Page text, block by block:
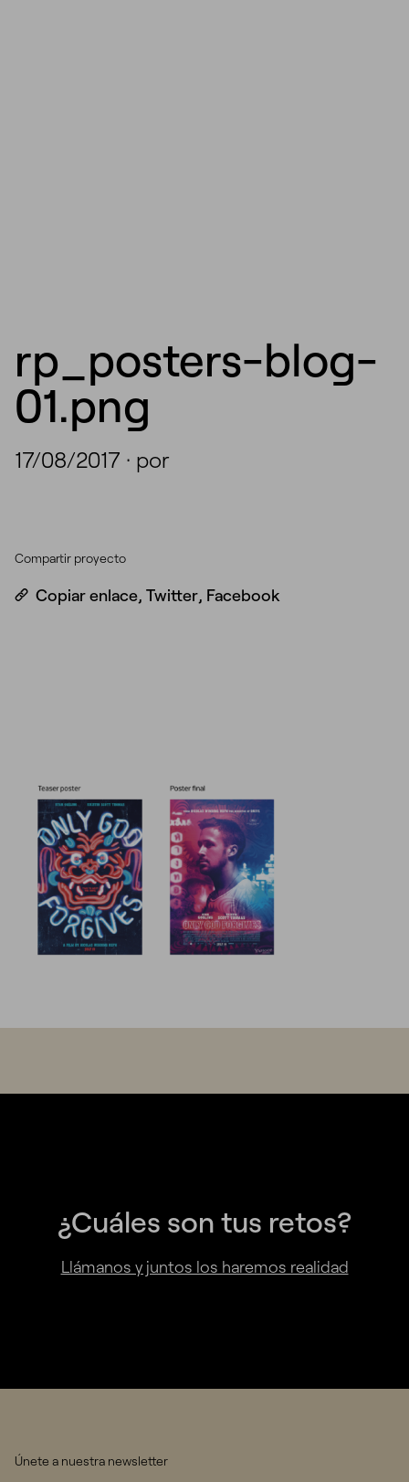
rp_posters-blog-
01.png
17/08/2017 · por
Compartir proyecto
Copiar enlace, Twitter, Facebook
¿Cuáles son tus retos?
Llámanos y juntos los haremos realidad
Únete a nuestra newsletter